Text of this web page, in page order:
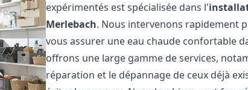
expérimentés est spécialisée dans l'
Merlebach. Nous intervenons rapidement
vous assurer une eau chaude confortable
offrons une large gamme de services,
réparation et le dépannage de ceux déjà